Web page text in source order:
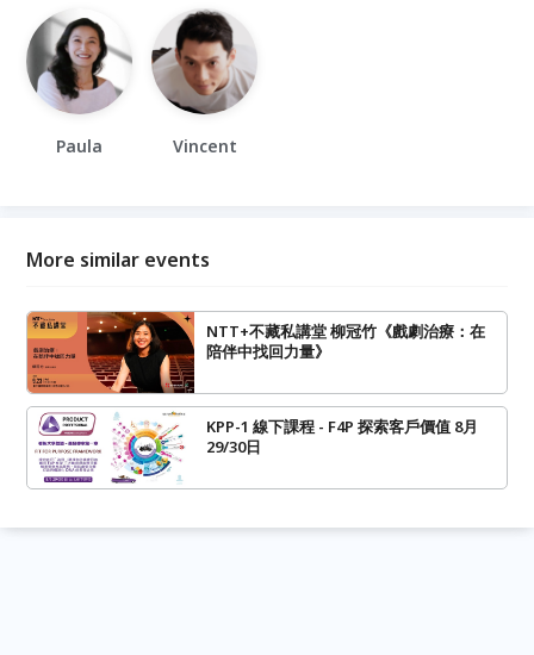
Paula Vincent
More similar events
NTT+不藏私講堂 柳冠竹《戲劇治療：在
陪伴中找回力量》
KPP-1 線下課程 - F4P 探索客戶價值 8月
29/30日